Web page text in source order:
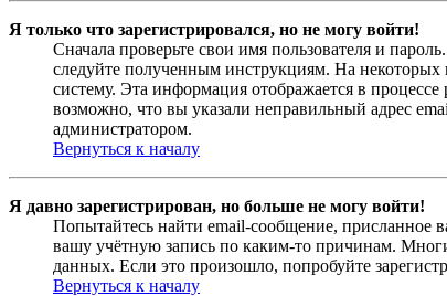
Я только что зарегистрировался, но не могу войти!
Сначала проверьте свои имя пользователя и
следуйте полученным инструкциям. На некоторых
систему. Эта информация отображается в
возможно, что вы указали неправильный адрес
администратором.
Вернуться к началу
Я давно зарегистрирован, но больше не могу войти!
Попытайтесь найти email-сообщение, присланное
вашу учётную запись по каким-то причинам.
данных. Если это произошло, попробуйте
Вернуться к началу